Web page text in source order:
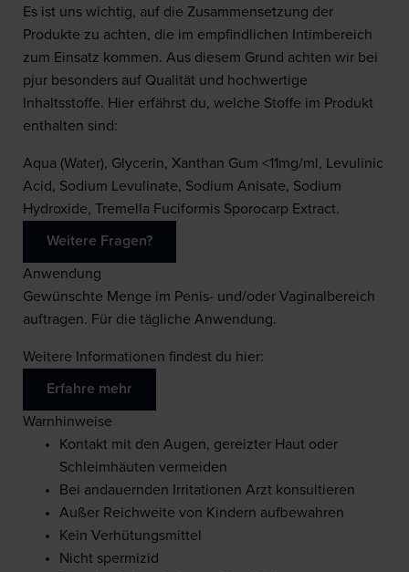
Es ist uns wichtig, auf die Zusammensetzung der
Produkte zu achten, die im empfindlichen Intimbereich
zum Einsatz kommen. Aus diesem Grund achten wir bei
pjur besonders auf Qualität und hochwertige
Inhaltsstoffe. Hier erfährst du, welche Stoffe im Produkt
enthalten sind:
Aqua (Water), Glycerin, Xanthan Gum <11mg/ml, Levulinic
Acid, Sodium Levulinate, Sodium Anisate, Sodium
Hydroxide, Tremella Fuciformis Sporocarp Extract.
Weitere Fragen?
Anwendung
Gewünschte Menge im Penis- und/oder Vaginalbereich
auftragen. Für die tägliche Anwendung.
Weitere Informationen findest du hier:
Erfahre mehr
Warnhinweise
Kontakt mit den Augen, gereizter Haut oder
Schleimhäuten vermeiden
Bei andauernden Irritationen Arzt konsultieren
Außer Reichweite von Kindern aufbewahren
Kein Verhütungsmittel
Nicht spermizid